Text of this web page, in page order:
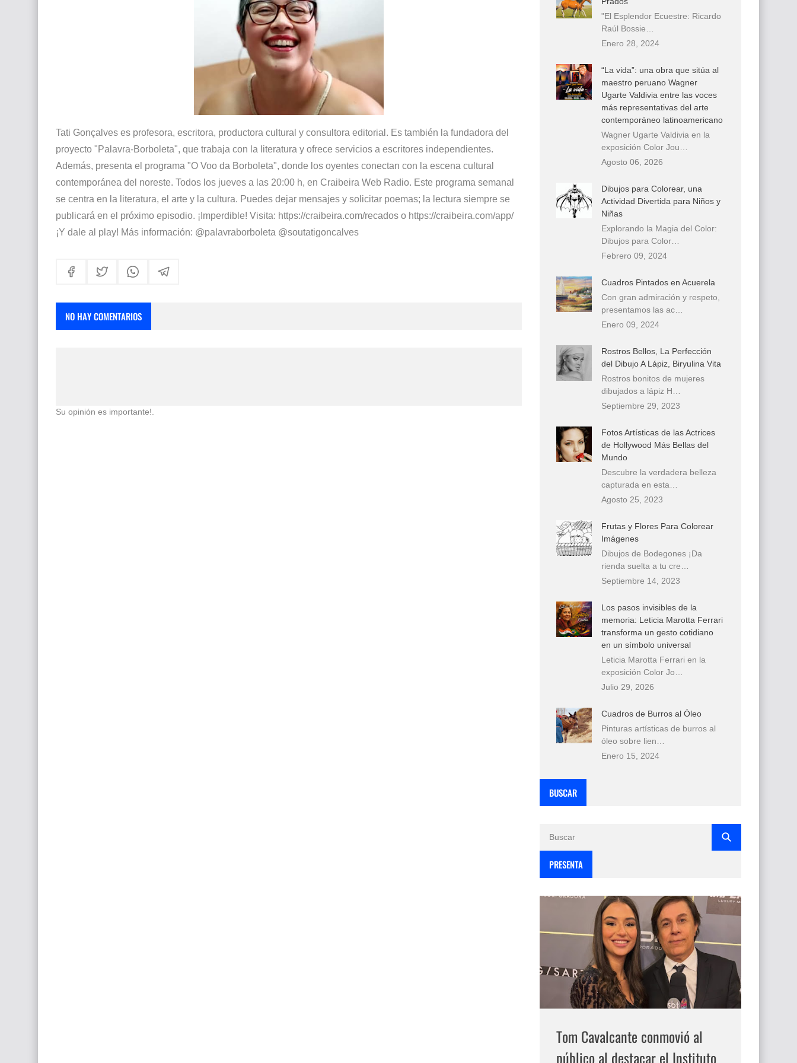
Tati Gonçalves es profesora, escritora, productora cultural y consultora editorial. Es también la fundadora del
proyecto "Palavra-Borboleta", que trabaja con la literatura y ofrece servicios a escritores independientes.
Además, presenta el programa "O Voo da Borboleta", donde los oyentes conectan con la escena cultural
contemporánea del noreste. Todos los jueves a las 20:00 h, en Craibeira Web Radio. Este programa semanal
se centra en la literatura, el arte y la cultura. Puedes dejar mensajes y solicitar poemas; la lectura siempre se
publicará en el próximo episodio. ¡Imperdible! Visita: https://craibeira.com/recados o https://craibeira.com/app/
¡Y dale al play! Más información: @palavraborboleta @soutatigoncalves
NO HAY COMENTARIOS
Su opinión es importante!.
"El Esplendor Ecuestre: Ricardo
Raúl Bossie…
Enero 28, 2024
“La vida”: una obra que sitúa al
maestro peruano Wagner
Ugarte Valdivia entre las voces
más representativas del arte
contemporáneo latinoamericano
Wagner Ugarte Valdivia en la
exposición Color Jou…
Agosto 06, 2026
Dibujos para Colorear, una
Actividad Divertida para Niños y
Niñas
Explorando la Magia del Color:
Dibujos para Color…
Febrero 09, 2024
Cuadros Pintados en Acuerela
Con gran admiración y respeto,
presentamos las ac…
Enero 09, 2024
Rostros Bellos, La Perfección
del Dibujo A Lápiz, Biryulina Vita
Rostros bonitos de mujeres
dibujados a lápiz H…
Septiembre 29, 2023
Fotos Artísticas de las Actrices
de Hollywood Más Bellas del
Mundo
Descubre la verdadera belleza
capturada en esta…
Agosto 25, 2023
Frutas y Flores Para Colorear
Imágenes
Dibujos de Bodegones ¡Da
rienda suelta a tu cre…
Septiembre 14, 2023
Los pasos invisibles de la
memoria: Leticia Marotta Ferrari
transforma un gesto cotidiano
en un símbolo universal
Leticia Marotta Ferrari en la
exposición Color Jo…
Julio 29, 2026
Cuadros de Burros al Óleo
Pinturas artísticas de burros al
óleo sobre lien…
Enero 15, 2024
BUSCAR
PRESENTA
Tom Cavalcante conmovió al
público al destacar el Instituto